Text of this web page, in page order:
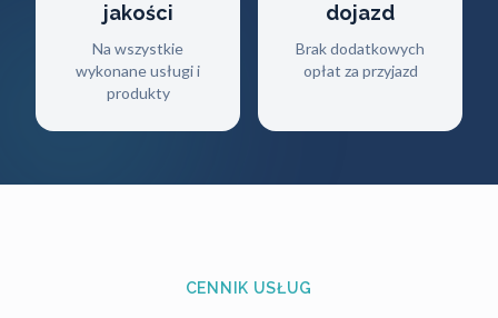
jakości
Na wszystkie
wykonane usługi i
produkty
dojazd
Brak dodatkowych
opłat za przyjazd
CENNIK USŁUG